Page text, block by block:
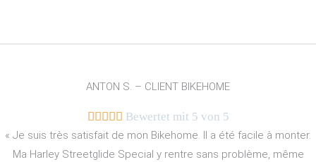
ANTON S. – CLIENT BIKEHOME
 Bewertet mit 5 von 5
« Je suis très satisfait de mon Bikehome. Il a été facile à monter.
Ma Harley Streetglide Special y rentre sans problème, même